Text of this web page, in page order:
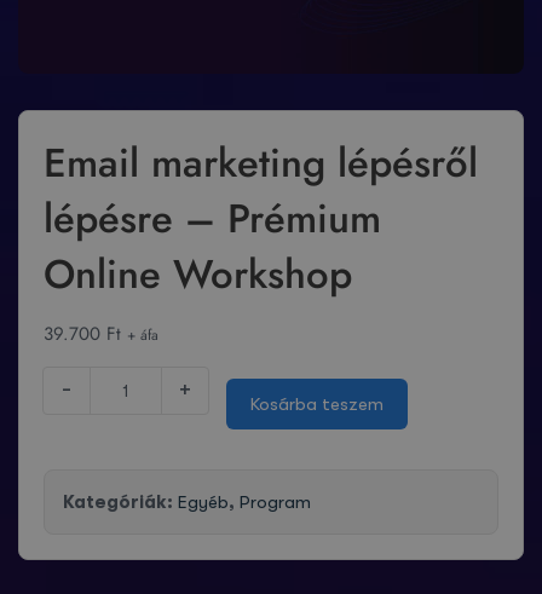
Email marketing lépésről
lépésre – Prémium
Online Workshop
39.700 Ft + áfa
- +
Kosárba teszem
Kategóriák: Egyéb, Program